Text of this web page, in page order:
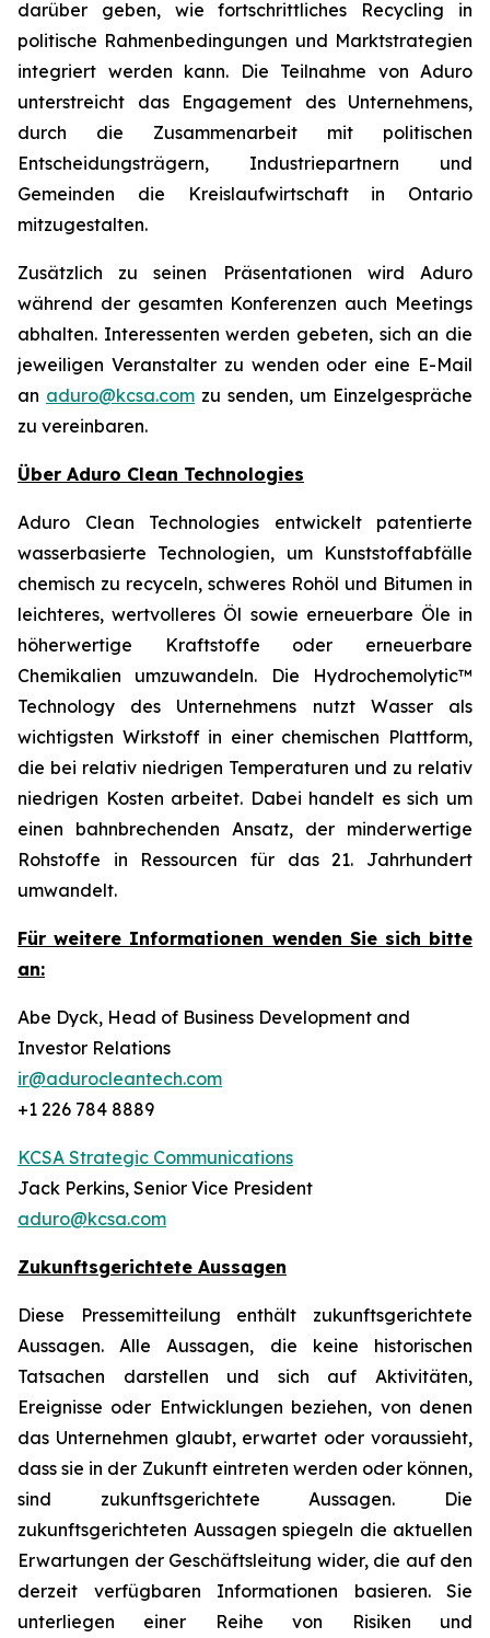
darüber geben, wie fortschrittliches Recycling in
politische Rahmenbedingungen und Marktstrategien
integriert werden kann. Die Teilnahme von Aduro
unterstreicht das Engagement des Unternehmens,
durch die Zusammenarbeit mit politischen
Entscheidungsträgern, Industriepartnern und
Gemeinden die Kreislaufwirtschaft in Ontario
mitzugestalten.
Zusätzlich zu seinen Präsentationen wird Aduro
während der gesamten Konferenzen auch Meetings
abhalten. Interessenten werden gebeten, sich an die
jeweiligen Veranstalter zu wenden oder eine E-Mail
an aduro@kcsa.com zu senden, um Einzelgespräche
zu vereinbaren.
Über Aduro Clean Technologies
Aduro Clean Technologies entwickelt patentierte
wasserbasierte Technologien, um Kunststoffabfälle
chemisch zu recyceln, schweres Rohöl und Bitumen in
leichteres, wertvolleres Öl sowie erneuerbare Öle in
höherwertige Kraftstoffe oder erneuerbare
Chemikalien umzuwandeln. Die Hydrochemolytic™
Technology des Unternehmens nutzt Wasser als
wichtigsten Wirkstoff in einer chemischen Plattform,
die bei relativ niedrigen Temperaturen und zu relativ
niedrigen Kosten arbeitet. Dabei handelt es sich um
einen bahnbrechenden Ansatz, der minderwertige
Rohstoffe in Ressourcen für das 21. Jahrhundert
umwandelt.
Für weitere Informationen wenden Sie sich bitte
an:
Abe Dyck, Head of Business Development and
Investor Relations
ir@adurocleantech.com
+1 226 784 8889
KCSA Strategic Communications
Jack Perkins, Senior Vice President
aduro@kcsa.com
Zukunftsgerichtete Aussagen
Diese Pressemitteilung enthält zukunftsgerichtete
Aussagen. Alle Aussagen, die keine historischen
Tatsachen darstellen und sich auf Aktivitäten,
Ereignisse oder Entwicklungen beziehen, von denen
das Unternehmen glaubt, erwartet oder voraussieht,
dass sie in der Zukunft eintreten werden oder können,
sind zukunftsgerichtete Aussagen. Die
zukunftsgerichteten Aussagen spiegeln die aktuellen
Erwartungen der Geschäftsleitung wider, die auf den
derzeit verfügbaren Informationen basieren. Sie
unterliegen einer Reihe von Risiken und